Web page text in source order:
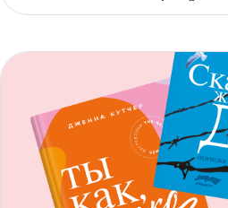
с доступом офлайн